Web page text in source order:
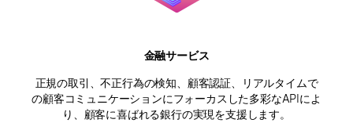
金融サービス
正規の取引、不正行為の検知、顧客認証、リアルタイムで
の顧客コミュニケーションにフォーカスした多彩なAPIによ
り、顧客に喜ばれる銀行の実現を支援します。